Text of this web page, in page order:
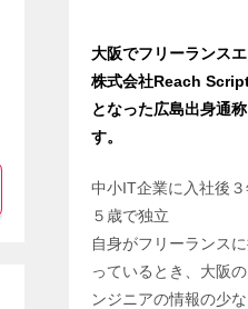
大阪でフリーランス
株式会社Reach
となった広島出身通
す。
中小IT企業に入社後
５歳で独立
自身がフリーランス
っているとき、大阪
ンジニアの情報の少